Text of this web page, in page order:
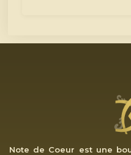
Note de Coeur est une